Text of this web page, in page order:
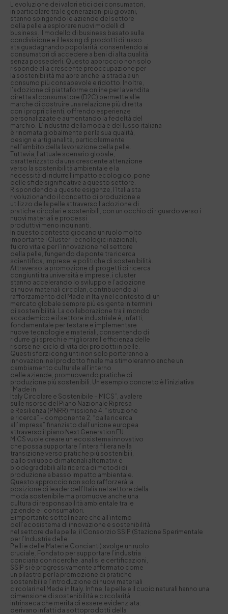
L’evoluzione dei valori etici dei consumatori,
in particolare tra le generazioni più giovani,
stanno spingendo le aziende del settore
della pelle a esplorare nuovi modelli di
business. Il modello di business basato sulla
condivisione e il leasing di prodotti di lusso
sta guadagnando popolarità, consentendo ai
consumatori di accedere a beni di alta qualità
senza possederli. Questo approccio non solo
risponde alla crescente preoccupazione per
la sostenibilità ma apre anche la strada a un
consumo più consapevole e ridotto. Inoltre,
l’adozione di piattaforme online per la vendita
diretta al consumatore (D2C) permette alle
marche di costruire una relazione più diretta
con i propri clienti, offrendo esperienze
personalizzate e aumentando la fedeltà del
marchio. L’industria della moda e del lusso italiana
è rinomata globalmente per la sua qualità,
design e artigianalità, particolarmente
nell’ambito della lavorazione della pelle.
Tuttavia, l’attuale scenario globale,
caratterizzato da una crescente attenzione
verso la sostenibilità ambientale e la
necessità di ridurre l’impatto ecologico, pone
delle sfide significative a questo settore.
Rispondendo a queste esigenze, l’Italia sta
rivoluzionando il concetto di produzione e
utilizzo della pelle attraverso l’adozione di
pratiche circolari e sostenibili, con un occhio di riguardo verso i
nuovi materiali e processi
produttivi meno inquinanti.
In questo contesto giocano un ruolo molto
importante i Cluster Tecnologici nazionali,
fulcro vitale per l’innovazione nel settore
della pelle, fungendo da ponte tra ricerca
scientifica, imprese, e politiche di sostenibilità.
Attraverso la promozione di progetti di ricerca
congiunti tra università e imprese, i cluster
stanno accelerando lo sviluppo e l’adozione
di nuovi materiali circolari, contribuendo al
rafforzamento del Made in Italy nel contesto di un
mercato globale sempre più esigente in termini
di sostenibilità. La collaborazione tra il mondo
accademico e il settore industriale è, infatti,
fondamentale per testare e implementare
nuove tecnologie e materiali, consentendo di
ridurre gli sprechi e migliorare l’efficienza delle
risorse nel ciclo di vita dei prodotti in pelle.
Questi sforzi congiunti non solo porteranno a
innovazioni nel prodotto finale ma stimoleranno anche un
cambiamento culturale all’interno
delle aziende, promuovendo pratiche di
produzione più sostenibili. Un esempio concreto è l’iniziativa
“Made in
Italy Circolare e Sostenibile – MICS”, a valere
sulle risorse del Piano Nazionale Ripresa
e Resilienza (PNRR) missione 4, “istruzione
e ricerca” – componente 2, “dalla ricerca
all’impresa” finanziato dall’unione europea
attraverso il piano Next Generation EU.
MICS vuole creare un ecosistema innovativo
che possa supportare l’intera filiera nella
transizione verso pratiche più sostenibili,
dallo sviluppo di materiali alternativi e
biodegradabili alla ricerca di metodi di
produzione a basso impatto ambientale.
Questo approccio non solo rafforzerà la
posizione di leader dell’Italia nel settore della
moda sostenibile ma promuove anche una
cultura di responsabilità ambientale tra le
aziende e i consumatori.
È importante sottolineare che all’interno
dell’ecosistema di innovazione e sostenibilità
nel settore della pelle, il Consorzio SSIP (Stazione Sperimentale
per l’Industria delle
Pelli e delle Materie Concianti) svolge un ruolo
cruciale. Fondato per supportare l’industria
conciaria con ricerche, analisi e certificazioni,
SSIP si è progressivamente affermato come
un pilastro per la promozione di pratiche
sostenibili e l’introduzione di nuovi materiali
circolari nel Made in Italy. Infine, la pelle e il cuoio naturali hanno una
dimensione di sostenibilità e circolarità
intrinseca che merita di essere evidenziata:
derivano infatti da sottoprodotti della